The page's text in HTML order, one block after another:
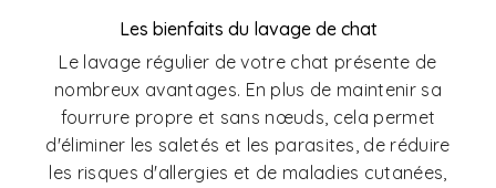
Les bienfaits du lavage de chat
Le lavage régulier de votre chat présente de
nombreux avantages. En plus de maintenir sa
fourrure propre et sans nœuds, cela permet
d'éliminer les saletés et les parasites, de réduire
les risques d'allergies et de maladies cutanées,